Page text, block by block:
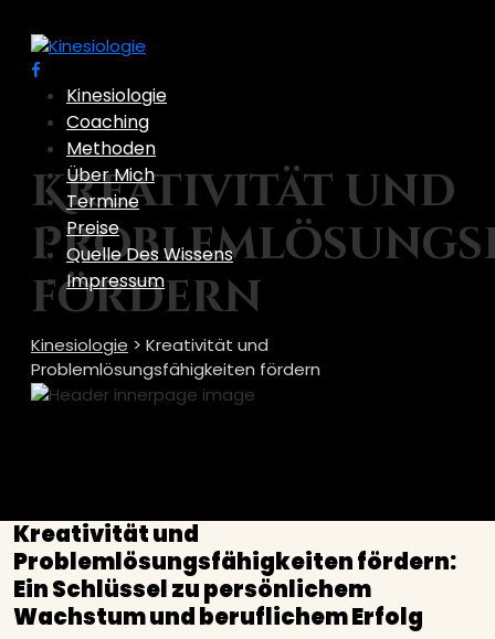
Kinesiologie
Coaching
Methoden
Über Mich
Termine
Preise
Quelle Des Wissens
Impressum
Kreativität und
fördern
Kinesiologie > Kreativität und
Problemlösungsfähigkeiten fördern
Kreativität und
Problemlösungsfähigkeiten fördern:
Ein Schlüssel zu persönlichem
Wachstum und beruflichem Erfolg